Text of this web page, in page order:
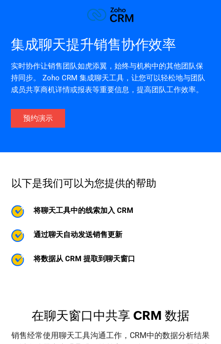
集成聊天提升销售协作效率
实时协作让销售团队如虎添翼，始终与机构中的其他团队保
持同步。 Zoho CRM 集成聊天工具，让您可以轻松地与团队
成员共享商机详情或报表等重要信息，提高团队工作效率。
预约演示
以下是我们可以为您提供的帮助
将聊天工具中的线索加入 CRM
通过聊天自动发送销售更新
将数据从 CRM 提取到聊天窗口
在聊天窗口中共享 CRM 数据
销售经常使用聊天工具沟通工作，CRM中的数据分析结果